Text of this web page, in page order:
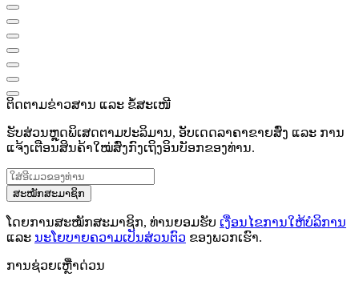
ຕິດຕາມຂ່າວສານ ແລະ ຂໍ້ສະເໜີ
ຮັບສ່ວນຫຼຸດພິເສດຕາມປະລິມານ, ອັບເດດລາຄາຂາຍສົ່ງ ແລະ ການ
ແຈ້ງເຕືອນສິນຄ້າໃໝ່ສົ່ງກົງເຖິງອິນບັອກຂອງທ່ານ.
ສະໝັກສະມາຊິກ
ໂດຍການສະໝັກສະມາຊິກ, ທ່ານຍອມຮັບ ເງື່ອນໄຂການໃຫ້ບໍລິການ
ແລະ ນະໂຍບາຍຄວາມເປັນສ່ວນຕົວ ຂອງພວກເຮົາ.
ການຊ່ວຍເຫຼືໍາດ່ວນ